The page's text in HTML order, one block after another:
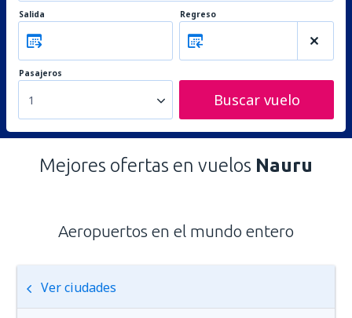
Salida Regreso
Pasajeros
1 Buscar vuelo
Mejores ofertas en vuelos Nauru
Aeropuertos en el mundo entero
Ver ciudades